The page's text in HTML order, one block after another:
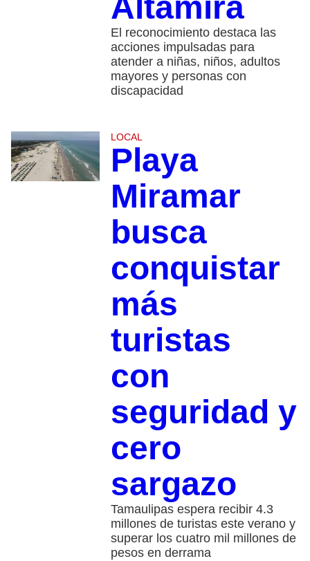
Altamira
El reconocimiento destaca las
acciones impulsadas para
atender a niñas, niños, adultos
mayores y personas con
discapacidad
LOCAL
Playa
Miramar
busca
conquistar
más
turistas
con
seguridad y
cero
sargazo
Tamaulipas espera recibir 4.3
millones de turistas este verano y
superar los cuatro mil millones de
pesos en derrama